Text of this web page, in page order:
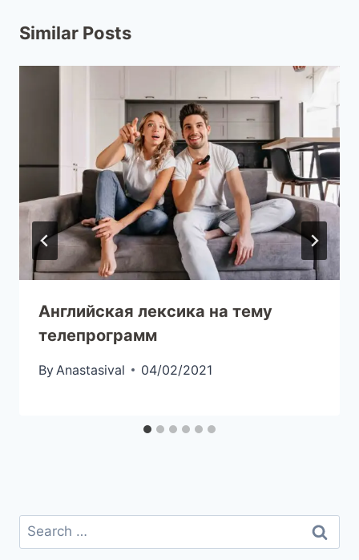
Similar Posts
Английская лексика на тему
телепрограмм
By Anastasival 04/02/2021